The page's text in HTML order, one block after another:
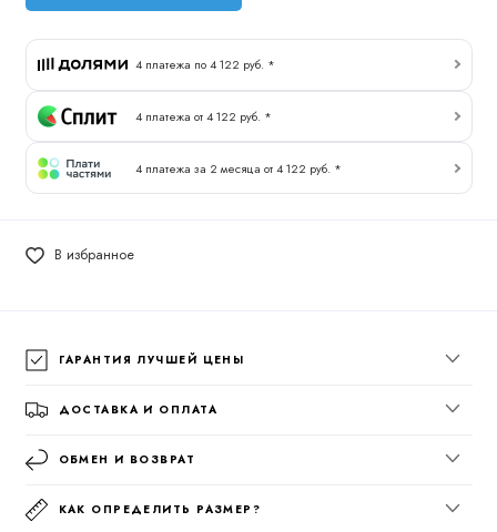
4 платежа по 4 122 руб. *
4 платежа от 4 122 руб. *
4 платежа за 2 месяца от 4 122 руб. *
В избранное
ГАРАНТИЯ ЛУЧШЕЙ ЦЕНЫ
ДОСТАВКА И ОПЛАТА
ОБМЕН И ВОЗВРАТ
КАК ОПРЕДЕЛИТЬ РАЗМЕР?